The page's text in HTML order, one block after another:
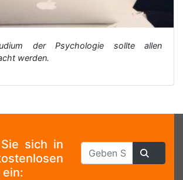
der Psychologie sollte allen
werden.
sich in